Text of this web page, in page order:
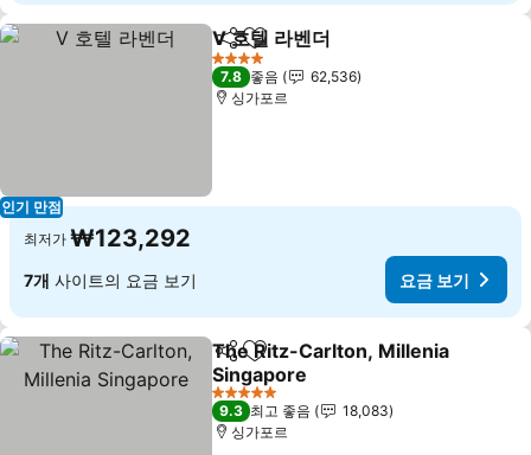
인기 만점
공유 즐겨찾기에 추가
V 호텔 라벤더
4 성급
7.8 좋음
62,536
싱가포르
최저가 ₩123,292
7개 사이트의 요금 보기 요금 보기
공유 즐겨찾기에 추가
The Ritz-Carlton, Millenia
Singapore
요금 보기
5 성급
9.3 최고 좋음
18,083
싱가포르